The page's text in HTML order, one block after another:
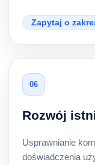
Zapytaj o
06
Rozwój
Usprawnianie
doświadczenia